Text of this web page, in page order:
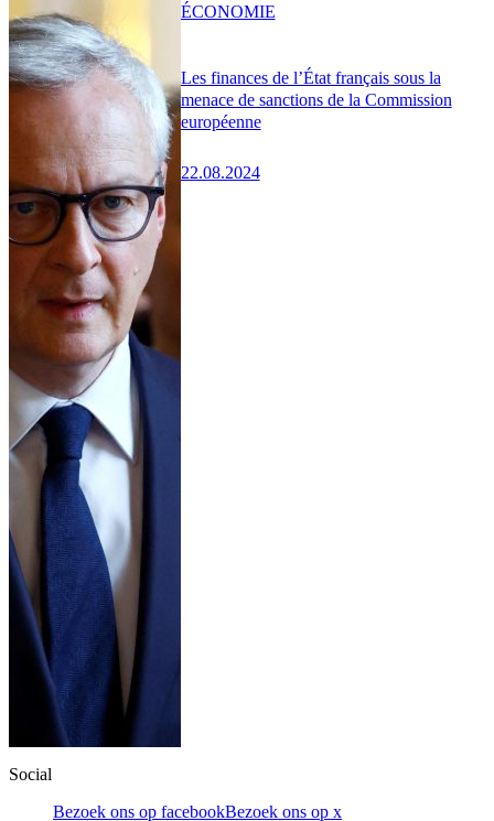
Les finances de l’État français sous la
menace de sanctions de la Commission
européenne
22.08.2024
ÉCONOMIE
Social
Bezoek ons op facebookBezoek ons op x